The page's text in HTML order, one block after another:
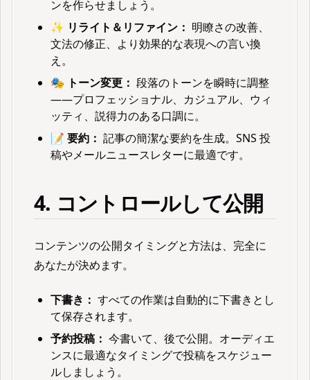
ンを作らせましょう。
✨ リライト＆リファイン： 明瞭さの改善、
文法の修正、より効果的な表現への言い換
え。
🎭 トーン変更： 段落のトーンを瞬時に調整
——プロフェッショナル、カジュアル、ウィ
ッティ、説得力のある口調に。
📝 要約： 記事の簡潔な要約を生成。SNS 投
稿やメールニュースレターに最適です。
4. コントロールして公開
コンテンツの公開タイミングと方法は、完全に
あなたが決めます。
下書き： すべての作業は自動的に下書きとし
て保存されます。
予約投稿： 今書いて、後で公開。オーディエ
ンスに最適なタイミングで投稿をスケジュー
ルしましょう。